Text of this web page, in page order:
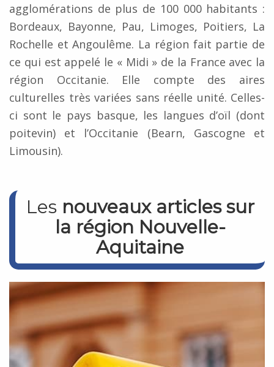
agglomérations de plus de 100 000 habitants :
Bordeaux, Bayonne, Pau, Limoges, Poitiers, La
Rochelle et Angoulême. La région fait partie de
ce qui est appelé le « Midi » de la France avec la
région Occitanie. Elle compte des aires
culturelles très variées sans réelle unité. Celles-
ci sont le pays basque, les langues d’oïl (dont
poitevin) et l’Occitanie (Bearn, Gascogne et
Limousin).
Les nouveaux articles sur
la région Nouvelle-
Aquitaine